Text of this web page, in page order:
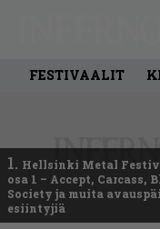
FESTIVAALIT
1. Hellsinki Metal
osa 1 – Accept, Carcass,
Society ja muita
esiintyjiä